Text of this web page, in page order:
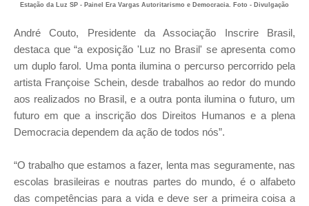
Estação da Luz SP - Painel Era Vargas Autoritarismo e Democracia. Foto - Divulgação
André Couto, Presidente da Associação Inscrire Brasil,
destaca que “a exposição 'Luz no Brasil' se apresenta como
um duplo farol. Uma ponta ilumina o percurso percorrido pela
artista Françoise Schein, desde trabalhos ao redor do mundo
aos realizados no Brasil, e a outra ponta ilumina o futuro, um
futuro em que a inscrição dos Direitos Humanos e a plena
Democracia dependem da ação de todos nós”.
“O trabalho que estamos a fazer, lenta mas seguramente, nas
escolas brasileiras e noutras partes do mundo, é o alfabeto
das competências para a vida e deve ser a primeira coisa a